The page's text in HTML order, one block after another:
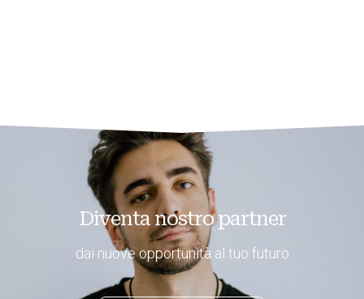
Diventa nostro partner
dai nuove opportunità al tuo futuro